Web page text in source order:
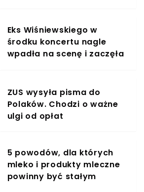
Eks Wiśniewskiego w
środku koncertu nagle
wpadła na scenę i zaczęła
ZUS wysyła pisma do
Polaków. Chodzi o ważne
ulgi od opłat
5 powodów, dla których
mleko i produkty mleczne
powinny być stałym